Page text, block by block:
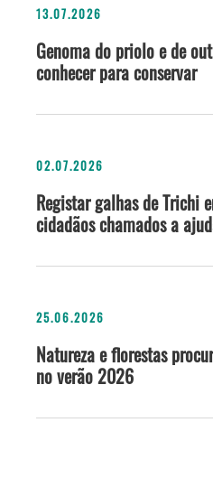
13.07.2026
Genoma do priolo e de
conhecer para conservar
02.07.2026
Registar galhas de Trichi
cidadãos chamados a
25.06.2026
Natureza e florestas
no verão 2026